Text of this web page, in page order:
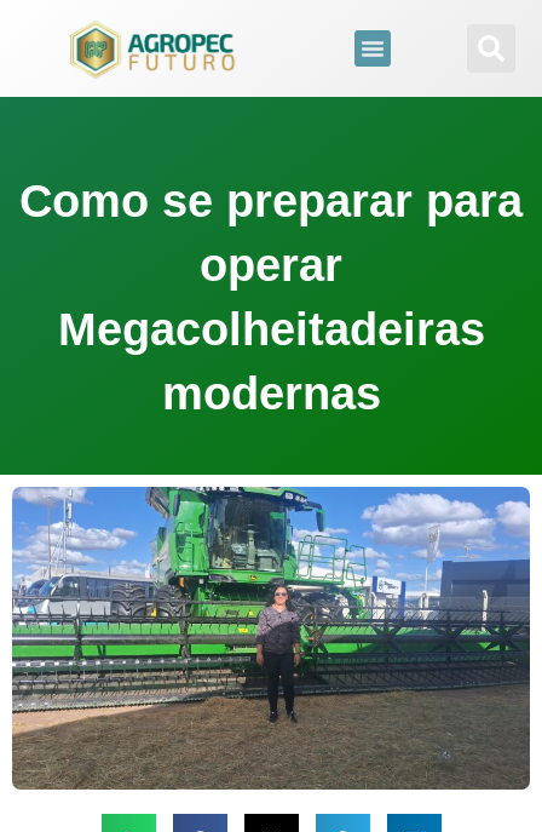
conteúdo
Como se preparar para
operar
Megacolheitadeiras
modernas